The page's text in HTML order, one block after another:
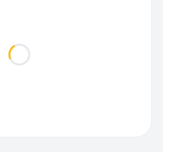
Loading...